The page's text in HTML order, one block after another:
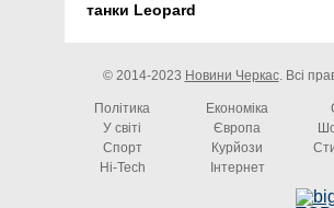
танки Leopard
© 2014-2023 Новини Черкас. Всі
Політика Економіка
У світі
Європа
Спорт
Курйози
Hi-Tech
Інтернет